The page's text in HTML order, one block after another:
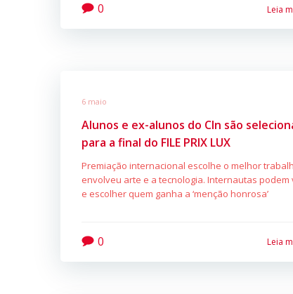
0 Leia
6 maio
Alunos e ex-alunos do CIn são
para a final do FILE PRIX LUX
Premiação internacional escolhe o melhor
envolveu arte e a tecnologia. Internautas podem
e escolher quem ganha a ‘menção honrosa’
0 Leia